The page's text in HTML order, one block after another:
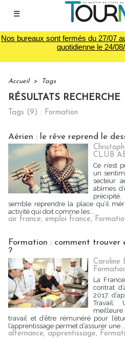
☰
Nos bureaux sont fermés du 27/07
quotidienne le 24/
Accueil > Tags
RÉSULTATS RECHERCHE
Tags (9) : Formation
Aérien : le rêve reprend le
CLUB
Ce n’est
un
secteur
abîmes
précipité.
semble reprendre la place qu’il
activité qui doit comme les...
air france, emploi france,
Formation : comment trouver
?
Caroline
La
contrat
2017,
Travail.
travail et d’être rémunéré pour
l’apprentissage permet d’assurer une...
alternance, apprentissage,